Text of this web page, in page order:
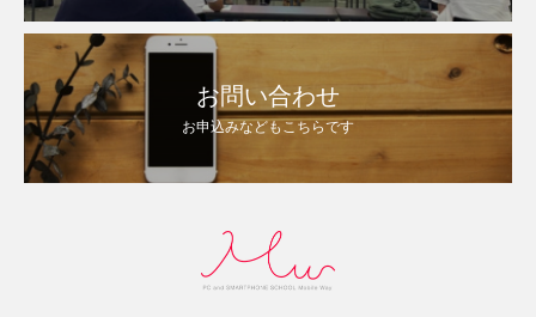
お問い合わせ
お申込みなどもこちらです